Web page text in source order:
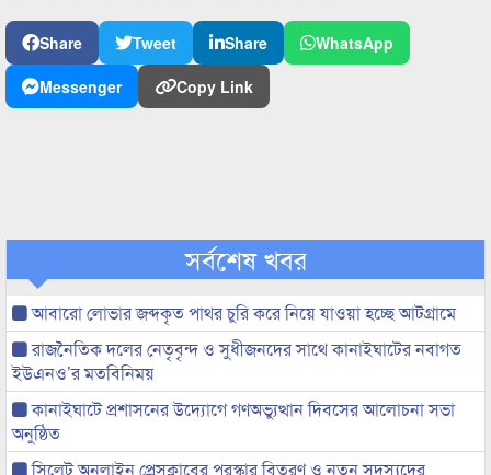
Share Tweet Share
WhatsApp
Messenger
Copy Link
সর্বশেষ খবর
আবারো লোভার জব্দকৃত পাথর চুরি করে নিয়ে যাওয়া হচ্ছে আটগ্রামে
রাজনৈতিক দলের নেতৃবৃন্দ ও সুধীজনদের সাথে কানাইঘাটের নবাগত
ইউএনও’র মতবিনিময়
কানাইঘাটে প্রশাসনের উদ্যোগে গণঅভ্যুত্থান দিবসের আলোচনা সভা
অনুষ্ঠিত
সিলেট অনলাইন প্রেসক্লাবের পুরস্কার বিতরণ ও নতুন সদস্যদের